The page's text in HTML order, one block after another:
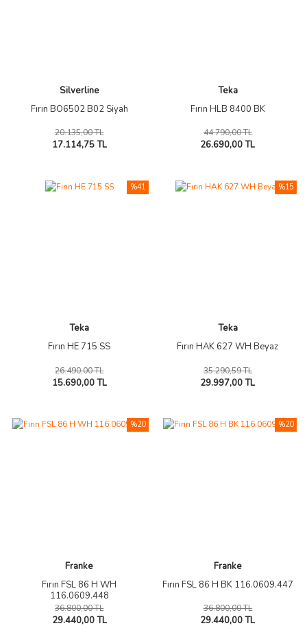
Silverline
Fırın BO6502 B02 Siyah
20.135,00 TL
17.114,75 TL
Teka
Fırın HLB 8400 BK
44.790,00 TL
26.690,00 TL
Teka
Fırın HE 715 SS
26.490,00 TL
15.690,00 TL
%41
Teka
Fırın HAK 627 WH Beyaz
35.290,59 TL
29.997,00 TL
%15
Franke
Fırın FSL 86 H WH
116.0609.448
36.800,00 TL
29.440,00 TL
%20
Franke
Fırın FSL 86 H BK 116.0609.447
36.800,00 TL
29.440,00 TL
%20